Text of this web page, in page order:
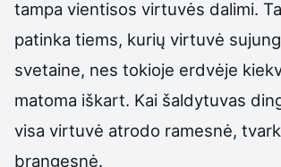
tampa vientisos virtuvės dalimi.
patinka tiems, kurių virtuvė
svetaine, nes tokioje erdvėje
matoma iškart. Kai šaldytuvas
visa virtuvė atrodo ramesnė,
brangesnė.